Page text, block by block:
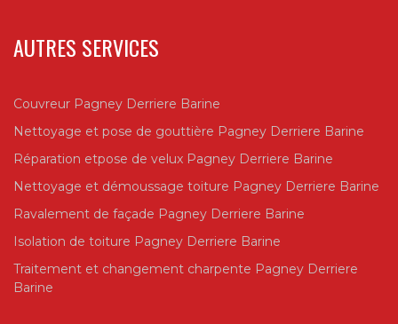
AUTRES SERVICES
Couvreur Pagney Derriere Barine
Nettoyage et pose de gouttière Pagney Derriere Barine
Réparation etpose de velux Pagney Derriere Barine
Nettoyage et démoussage toiture Pagney Derriere Barine
Ravalement de façade Pagney Derriere Barine
Isolation de toiture Pagney Derriere Barine
Traitement et changement charpente Pagney Derriere
Barine